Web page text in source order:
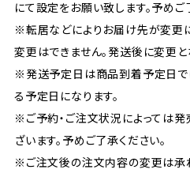
にて設定をお願い致します。予めご
※転居などによりお届け先が変更
変更はできません。発送後に変更と
※発送予定日は商品到着予定日で
る予定日になります。
※ご予約・ご注文状況によっては
ざいます。予めご了承ください。
※ご注文後の注文内容の変更は承